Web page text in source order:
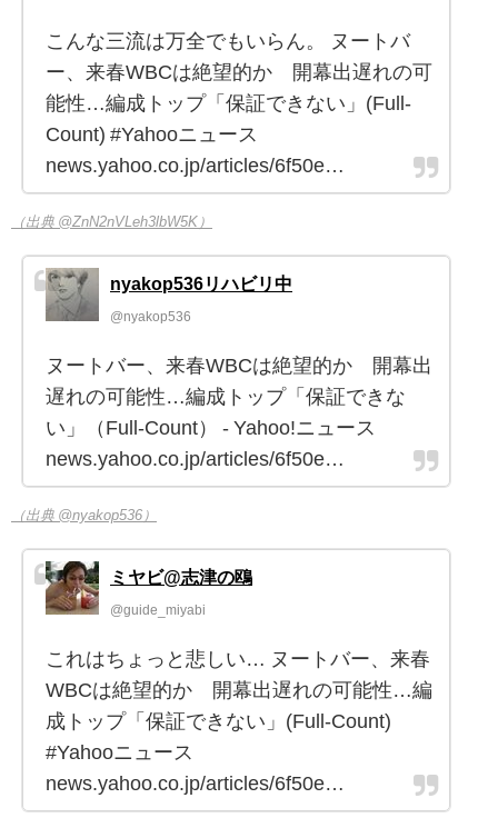
こんな三流は万全でもいらん。 ヌートバ
ー、来春WBCは絶望的か 開幕出遅れの可
能性…編成トップ「保証できない」(Full-
Count) #Yahooニュース
news.yahoo.co.jp/articles/6f50e…
（出典 @ZnN2nVLeh3lbW5K）
nyakop536リハビリ中
@nyakop536
ヌートバー、来春WBCは絶望的か 開幕出
遅れの可能性…編成トップ「保証できな
い」（Full-Count） - Yahoo!ニュース
news.yahoo.co.jp/articles/6f50e…
（出典 @nyakop536）
ミヤビ@志津の鴎
@guide_miyabi
これはちょっと悲しい… ヌートバー、来春
WBCは絶望的か 開幕出遅れの可能性…編
成トップ「保証できない」(Full-Count)
#Yahooニュース
news.yahoo.co.jp/articles/6f50e…